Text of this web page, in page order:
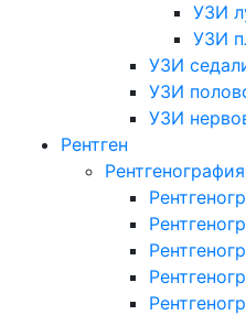
УЗИ
УЗИ
УЗИ
УЗИ
УЗИ
Рентген